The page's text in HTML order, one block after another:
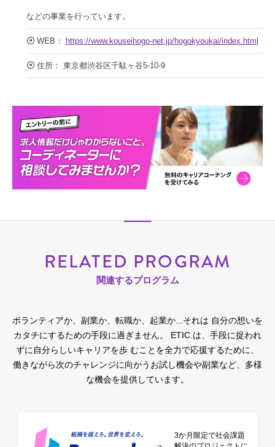
などの事業を行っています。
WEB： https://www.kouseihogo-net.jp/hogokyoukai/index.html
住所： 東京都渋谷区千駄ヶ谷5-10-9
RELATED PROGRAM
関連するプログラム
ボランティアか、副業か、転職か、起業か...それは 自分の想いを
カタチにするための手段に過ぎません。
ETIC.は、手段に捉われ
ずに自分らしいキャリアを歩 むことを全力で応援するために、
働きながら次のチャレンジに向かうお試し機会や副業など、多様
な機会を提供しています。
3か月限定で社会課題
解決のプロジェクトに